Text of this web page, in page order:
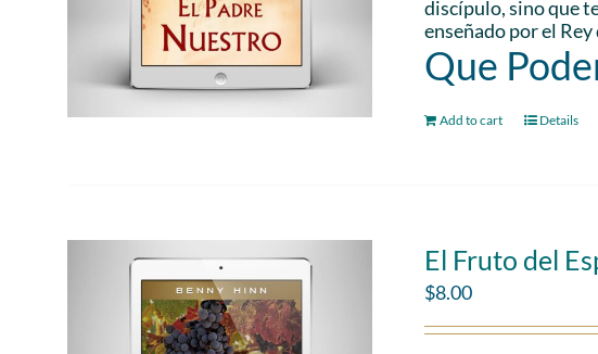
discípulo, sino que
enseñado por el Rey
Que
Add to cart Details
El Fruto del
$8.00